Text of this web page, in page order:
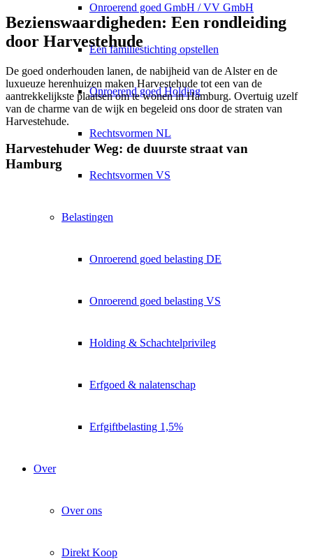
Onroerend goed GmbH / VV GmbH
Een familiestichting opstellen
Onroerend goed Holding
Rechtsvormen NL
Rechtsvormen VS
Belastingen
Onroerend goed belasting DE
Onroerend goed belasting VS
Holding & Schachtelprivileg
Erfgoed & nalatenschap
Erfgiftbelasting 1,5%
Over
Over ons
Direkt Koop
Bezienswaardigheden: Een rondleiding
door Harvestehude
De goed onderhouden lanen, de nabijheid van de Alster en de
luxueuze herenhuizen maken Harvestehude tot een van de
aantrekkelijkste plaatsen om te wonen in Hamburg. Overtuig uzelf
van de charme van de wijk en begeleid ons door de straten van
Harvestehude.
Harvestehuder Weg: de duurste straat van
Hamburg